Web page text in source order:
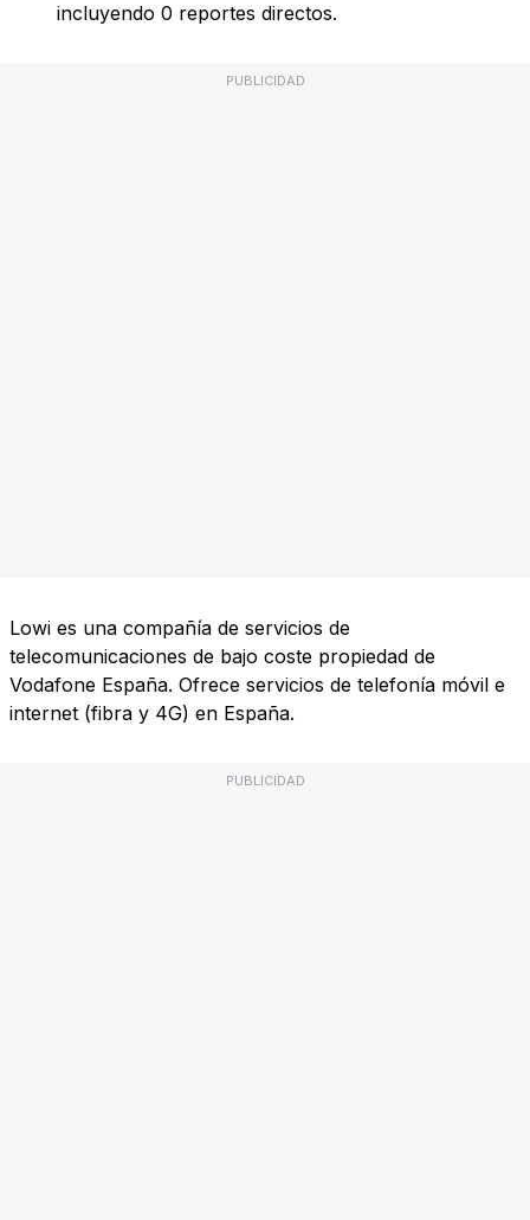
incluyendo 0 reportes directos.
PUBLICIDAD
Lowi es una compañía de servicios de
telecomunicaciones de bajo coste propiedad de
Vodafone España. Ofrece servicios de telefonía móvil e
internet (fibra y 4G) en España.
PUBLICIDAD